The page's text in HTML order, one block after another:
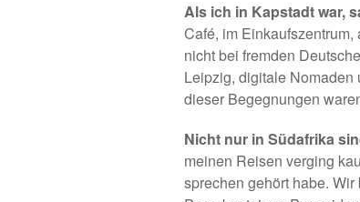
Als ich in Kapstadtwar,
Café, im
nicht bei fremden
Leipzig, digitale Nomaden
dieser Begegnungen
Nicht nur in Südafrika
meinen Reisen verging
sprechen gehört habe.